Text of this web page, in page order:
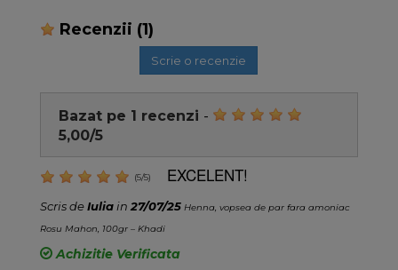
Recenzii (1)
Scrie o recenzie
Bazat pe 1 recenzi -
5,00/5
(5/5) EXCELENT!
Scris deIuliain 27/07/25 Henna, vopsea de par fara amoniac
Rosu Mahon, 100gr – Khadi
Achizitie Verificata